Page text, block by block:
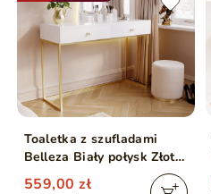
Toaletka z szufladami
Belleza Biały połysk Złoty
stelaż
559,00 zł